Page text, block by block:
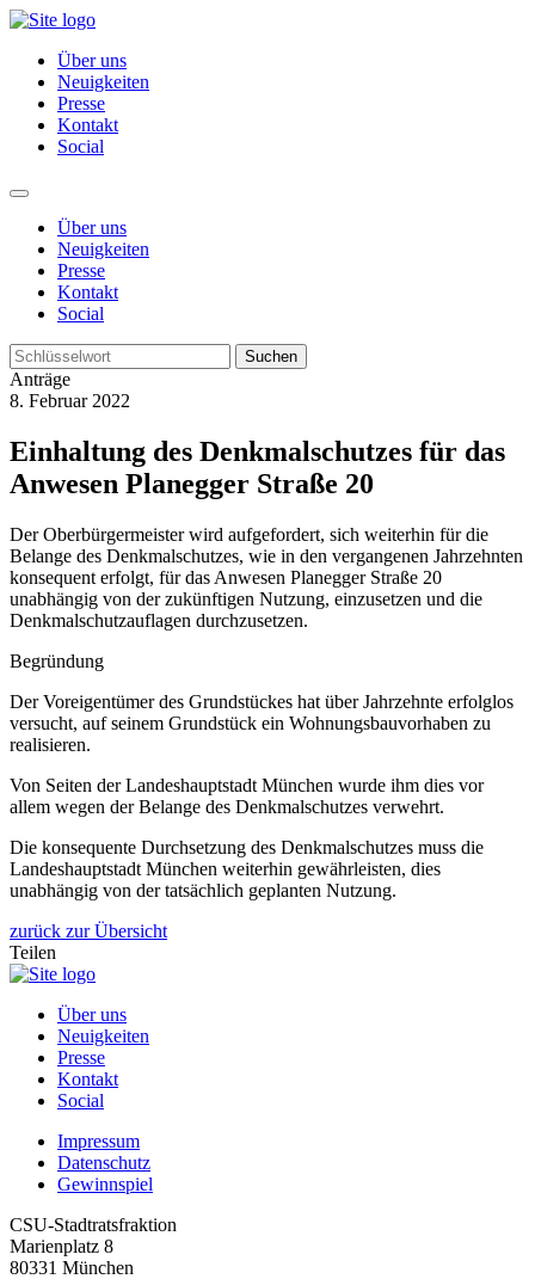
Über uns
Neuigkeiten
Presse
Kontakt
Social
Über uns
Neuigkeiten
Presse
Kontakt
Social
Suchen
Anträge
8. Februar 2022
Einhaltung des Denkmalschutzes für das
Anwesen Planegger Straße 20
Der Oberbürgermeister wird aufgefordert, sich weiterhin für die
Belange des Denkmalschutzes, wie in den vergangenen Jahrzehnten
konsequent erfolgt, für das Anwesen Planegger Straße 20
unabhängig von der zukünftigen Nutzung, einzusetzen und die
Denkmalschutzauflagen durchzusetzen.
Begründung
Der Voreigentümer des Grundstückes hat über Jahrzehnte erfolglos
versucht, auf seinem Grundstück ein Wohnungsbauvorhaben zu
realisieren.
Von Seiten der Landeshauptstadt München wurde ihm dies vor
allem wegen der Belange des Denkmalschutzes verwehrt.
Die konsequente Durchsetzung des Denkmalschutzes muss die
Landeshauptstadt München weiterhin gewährleisten, dies
unabhängig von der tatsächlich geplanten Nutzung.
zurück zur Übersicht
Teilen
Über uns
Neuigkeiten
Presse
Kontakt
Social
Impressum
Datenschutz
Gewinnspiel
CSU-Stadtratsfraktion
Marienplatz 8
80331 München